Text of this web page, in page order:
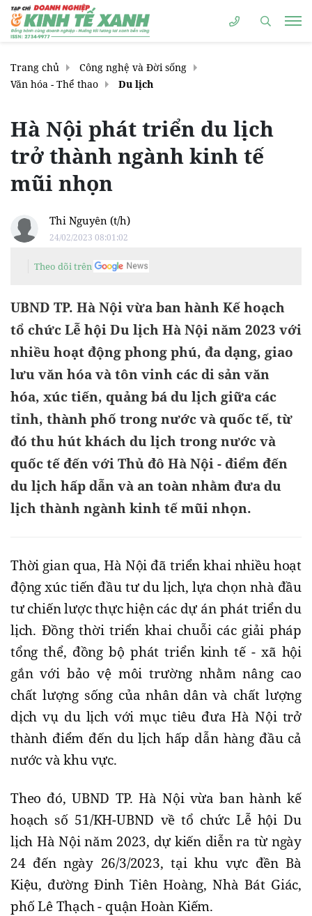
Trang chủ
Công nghệ và Đời sống
Văn hóa - Thể thao
Du lịch
Hà Nội phát triển du lịch
trở thành ngành kinh tế
mũi nhọn
Thi Nguyên (t/h)
24/02/2023 08:01:02
Theo dõi trên
UBND TP. Hà Nội vừa ban hành Kế hoạch
tổ chức Lễ hội Du lịch Hà Nội năm 2023 với
nhiều hoạt động phong phú, đa dạng, giao
lưu văn hóa và tôn vinh các di sản văn
hóa, xúc tiến, quảng bá du lịch giữa các
tỉnh, thành phố trong nước và quốc tế, từ
đó thu hút khách du lịch trong nước và
quốc tế đến với Thủ đô Hà Nội - điểm đến
du lịch hấp dẫn và an toàn nhằm đưa du
lịch thành ngành kinh tế mũi nhọn.
Thời gian qua, Hà Nội đã triển khai nhiều hoạt
động xúc tiến đầu tư du lịch, lựa chọn nhà đầu
tư chiến lược thực hiện các dự án phát triển du
lịch. Đồng thời triển khai chuỗi các giải pháp
tổng thể, đồng bộ phát triển kinh tế - xã hội
gắn với bảo vệ môi trường nhằm nâng cao
chất lượng sống của nhân dân và chất lượng
dịch vụ du lịch với mục tiêu đưa Hà Nội trở
thành điểm đến du lịch hấp dẫn hàng đầu cả
nước và khu vực.
Theo đó, UBND TP. Hà Nội vừa ban hành kế
hoạch số 51/KH-UBND về tổ chức Lễ hội Du
lịch Hà Nội năm 2023, dự kiến diễn ra từ ngày
24 đến ngày 26/3/2023, tại khu vực đền Bà
Kiệu, đường Đinh Tiên Hoàng, Nhà Bát Giác,
phố Lê Thạch - quận Hoàn Kiếm.